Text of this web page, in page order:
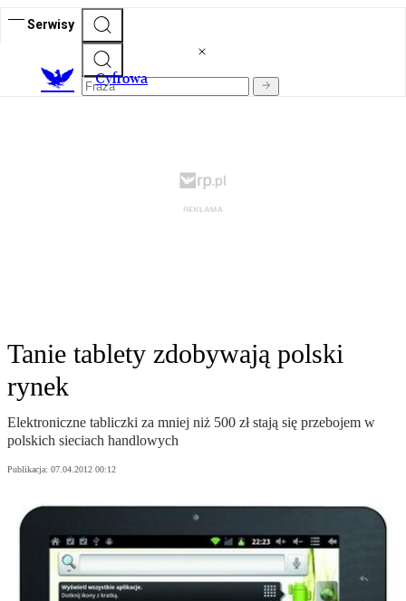
Serwisy
Cyfrowa
Tanie tablety zdobywają polski
rynek
Elektroniczne tabliczki za mniej niż 500 zł stają się przebojem w
polskich sieciach handlowych
Publikacja: 07.04.2012 00:12